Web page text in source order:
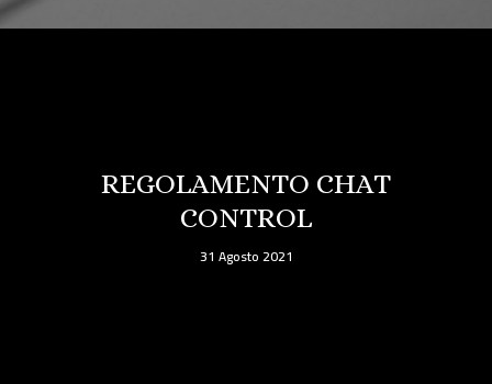
REGOLAMENTO CHAT
CONTROL
31 Agosto 2021